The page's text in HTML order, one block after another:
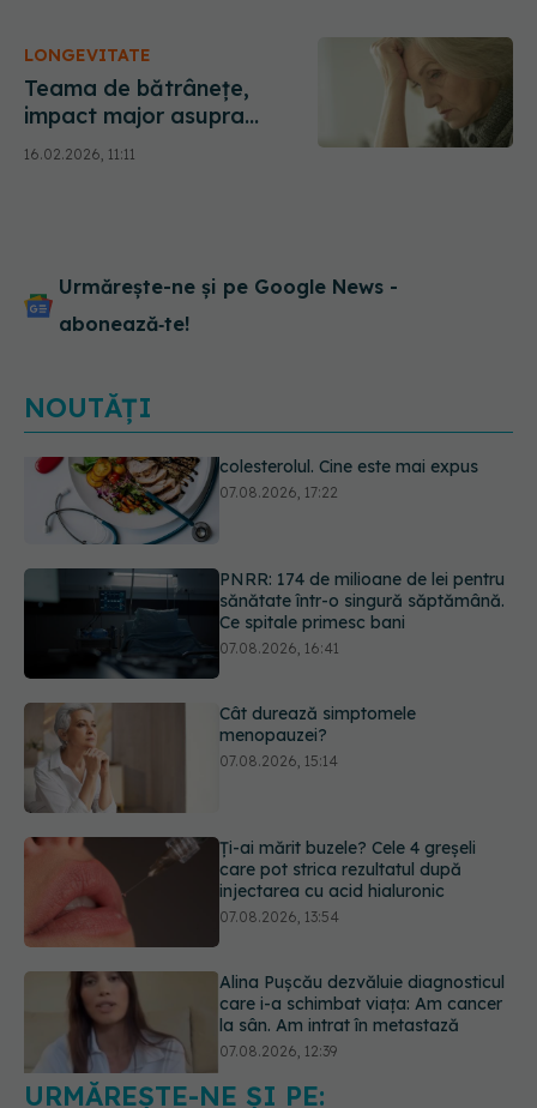
LONGEVITATE
Teama de bătrânețe,
impact major asupra
corpului
16.02.2026, 11:11
Urmărește-ne și pe Google News -
abonează‑te!
NOUTĂȚI
PNRR: 174 de milioane de lei pentru
Cât durează simptomele
menopauzei?
Ți-ai mărit buzele? Cele 4 greșeli
Alina Pușcău dezvăluie diagnosticul
care i-a schimbat viața: Am cancer
Dieta care poate crește brusc
colesterolul. Cine este mai expus
URMĂREȘTE-NE ȘI PE:
URMĂRITORI